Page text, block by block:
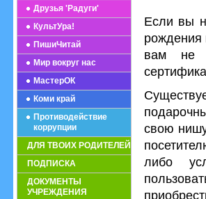
Друзья 'Радуги'
КультУра!
ПишиЧитай
Мир вокруг нас
МастерОК
Коми край
Противодействие
коррупции
ДЛЯ ТВОИХ РОДИТЕЛЕЙ
ПОДПИСКА
ДОКУМЕНТЫ
УЧРЕЖДЕНИЯ
Если вы
рождения
вам не
свою
либо